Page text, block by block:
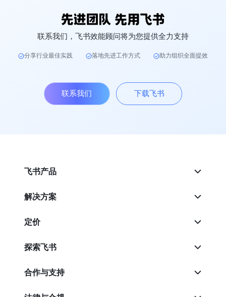
联系我们，飞书效能顾问将为您提供全力支持
分享行业最佳实践 落地先进工作方式 助力组织全面提效
联系我们 下载飞书
飞书产品
解决方案
定价
探索飞书
合作与支持